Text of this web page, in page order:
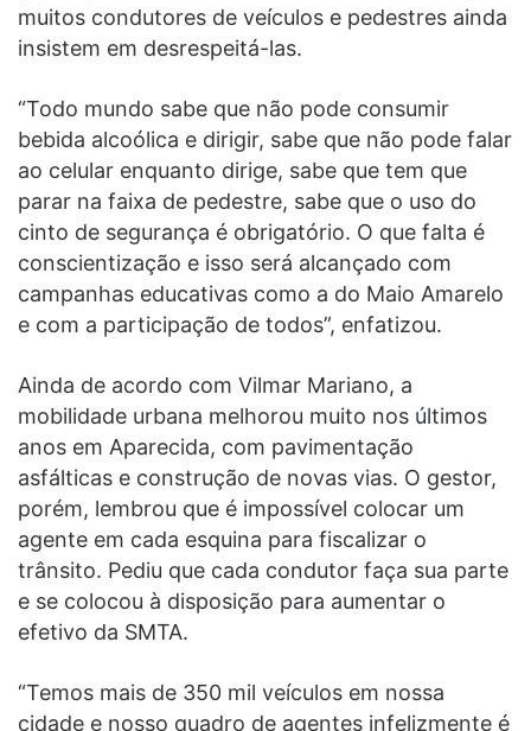
muitos condutores de veículos e pedestres ainda
insistem em desrespeitá-las.
“Todo mundo sabe que não pode consumir
bebida alcoólica e dirigir, sabe que não pode falar
ao celular enquanto dirige, sabe que tem que
parar na faixa de pedestre, sabe que o uso do
cinto de segurança é obrigatório. O que falta é
conscientização e isso será alcançado com
campanhas educativas como a do Maio Amarelo
e com a participação de todos”, enfatizou.
Ainda de acordo com Vilmar Mariano, a
mobilidade urbana melhorou muito nos últimos
anos em Aparecida, com pavimentação
asfálticas e construção de novas vias. O gestor,
porém, lembrou que é impossível colocar um
agente em cada esquina para fiscalizar o
trânsito. Pediu que cada condutor faça sua parte
e se colocou à disposição para aumentar o
efetivo da SMTA.
“Temos mais de 350 mil veículos em nossa
cidade e nosso quadro de agentes infelizmente é